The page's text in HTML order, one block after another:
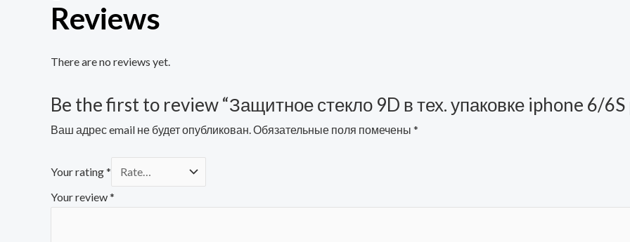
Reviews
There are no reviews yet.
Be the first to review “Защитное стекло 9D в тех. упаковке iphone 6/6S
Ваш адрес email не будет опубликован. Обязательные поля помечены *
Your rating*
Your review*